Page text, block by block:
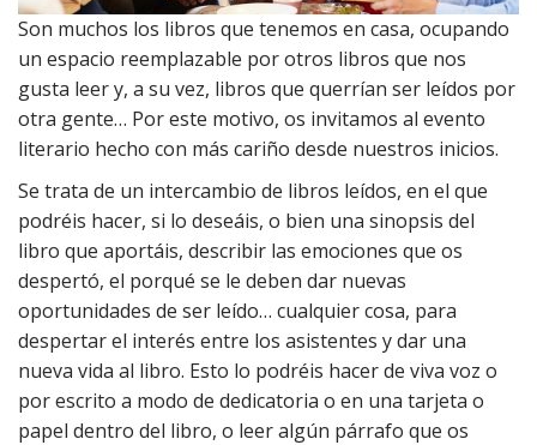
Son muchos los libros que tenemos en casa, ocupando
un espacio reemplazable por otros libros que nos
gusta leer y, a su vez, libros que querrían ser leídos por
otra gente… Por este motivo, os invitamos al evento
literario hecho con más cariño desde nuestros inicios.
Se trata de un intercambio de libros leídos, en el que
podréis hacer, si lo deseáis, o bien una sinopsis del
libro que aportáis, describir las emociones que os
despertó, el porqué se le deben dar nuevas
oportunidades de ser leído… cualquier cosa, para
despertar el interés entre los asistentes y dar una
nueva vida al libro. Esto lo podréis hacer de viva voz o
por escrito a modo de dedicatoria o en una tarjeta o
papel dentro del libro, o leer algún párrafo que os